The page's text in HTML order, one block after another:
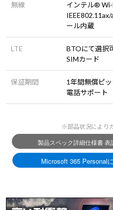
無線
インテル®
ール内蔵
LTE
BTOにて選択
SIMカード
保証期間
1年間無償ピ
電話サポート
※部品状況により